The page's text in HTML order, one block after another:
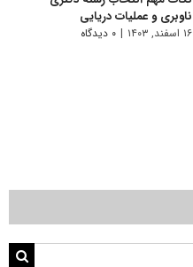
ناوبری و عملیات دریایی
۱۶ اسفند, ۱۴۰۳ | ۰ دیدگاه